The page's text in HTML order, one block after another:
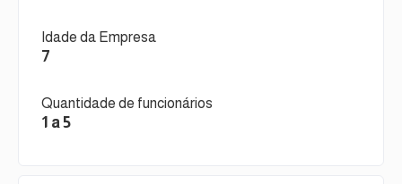
Idade da Empresa
7
Quantidade de funcionários
1 a 5